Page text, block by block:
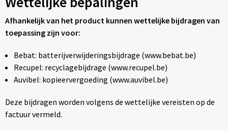
Afhankelijk van het product kunnen wettelijke bijdragen van
toepassing zijn voor:
Bebat: batterijverwijderingsbijdrage (www.bebat.be)
Recupel: recyclagebijdrage (www.recupel.be)
Auvibel: kopieervergoeding (www.auvibel.be)
Deze bijdragen worden volgens de wettelijke vereisten op de
factuur vermeld.